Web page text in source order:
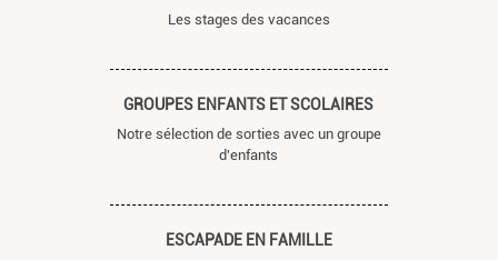
Les stages des vacances
GROUPES ENFANTS ET SCOLAIRES
Notre sélection de sorties avec un groupe
d'enfants
ESCAPADE EN FAMILLE